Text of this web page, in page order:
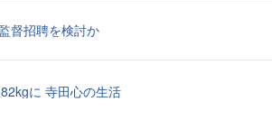
督招聘を検討か
に 寺田心の生活